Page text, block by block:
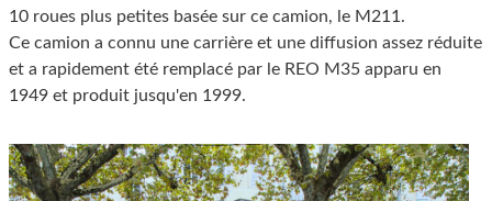
10 roues plus petites basée sur ce camion, le M211.
Ce camion a connu une carrière et une diffusion assez réduite
et a rapidement été remplacé par le REO M35 apparu en
1949 et produit jusqu'en 1999.